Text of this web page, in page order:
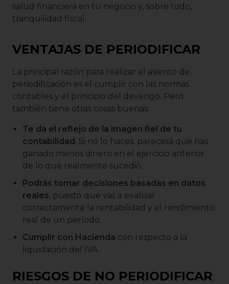
salud financiera en tu negocio y, sobre todo,
tranquilidad fiscal.
VENTAJAS DE PERIODIFICAR
La principal razón para realizar el asiento de
periodificación es el cumplir con las normas
contables y el principio del devengo. Pero
también tiene otras cosas buenas:
Te da el reflejo de la imagen fiel de tu
contabilidad. Si no lo haces, parecerá que has
ganado menos dinero en el ejercicio anterior
de lo que realmente sucedió.
Podrás tomar decisiones basadas en datos
reales, puesto que vas a evaluar
correctamente la rentabilidad y el rendimiento
real de un período.
Cumplir con Hacienda con respecto a la
liquidación del IVA.
RIESGOS DE NO PERIODIFICAR